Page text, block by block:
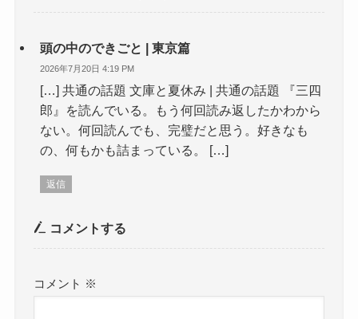
頭の中のできごと | 東京篇
2026年7月20日 4:19 PM
[…] 共通の話題 文庫と夏休み | 共通の話題 『三四
郎』を読んでいる。もう何回読み返したかわから
ない。何回読んでも、完璧だと思う。好きなも
の、何もかも詰まっている。 […]
返信
コメントする
コメント ※